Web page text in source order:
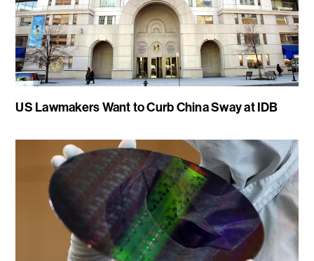
US Lawmakers Want to Curb China Sway at IDB